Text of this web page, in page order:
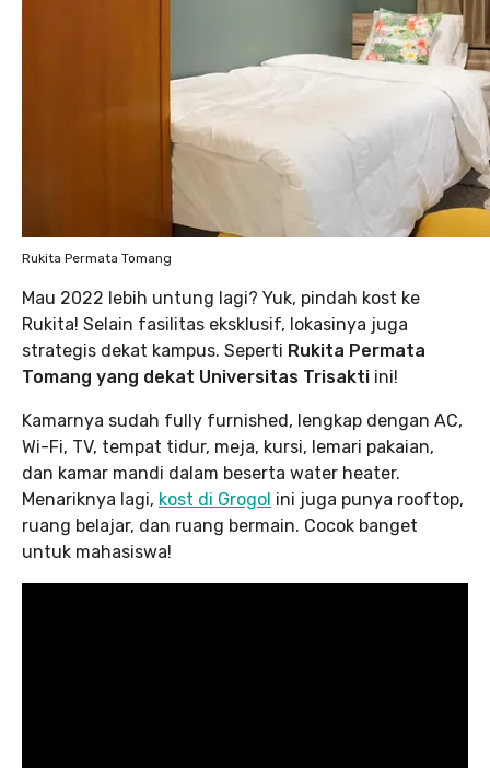
Rukita Permata Tomang
Mau 2022 lebih untung lagi? Yuk, pindah kost ke
Rukita! Selain fasilitas eksklusif, lokasinya juga
strategis dekat kampus. Seperti Rukita Permata
Tomang yang dekat Universitas Trisakti ini!
Kamarnya sudah fully furnished, lengkap dengan AC,
Wi-Fi, TV, tempat tidur, meja, kursi, lemari pakaian,
dan kamar mandi dalam beserta water heater.
Menariknya lagi, kost di Grogol ini juga punya rooftop,
ruang belajar, dan ruang bermain. Cocok banget
untuk mahasiswa!